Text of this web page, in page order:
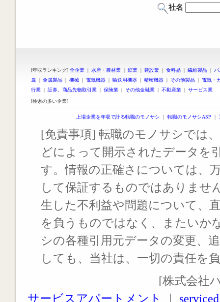
社名
[年収ランキング] 全企業 | 水産・農林業 | 鉱業 | 建設業 | 食料品 | 繊維製品 |
属 | 金属製品 | 機械 | 電気機器 | 輸送用機器 | 精密機器 | その他製品 | 電気・
行業 | 証券、商品先物取引業 | 保険業 | その他金融業 | 不動産業 | サービス業
[検索の多い企業]
上場企業を年収で計る転職のモノサシ ｜ 転職のモノサシASP ｜
[免責事項] 転職のモノサシでは
どによって開示されたデータを
す。情報の正確さについては、
して保証するものではありませ
生した不利益や問題について、
を負うものではなく、またいか
シの各種引用元データの変更、
しても、当社は、一切の責任を
[株式会社
サービスアパートメント